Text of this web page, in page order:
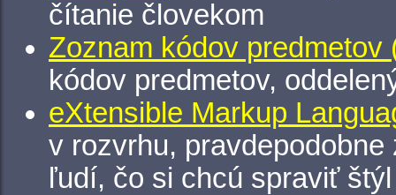
čítanie človekom
Zoznam kódov predmetov
kódov predmetov,
eXtensible Markup
v rozvrhu,
ľudí, čo si chcú spraviť